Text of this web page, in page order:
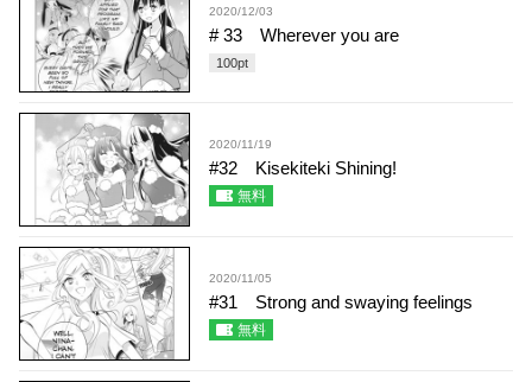
2020/12/03
# 33 Wherever you are
100pt
2020/11/19
#32 Kisekiteki Shining!
無料
2020/11/05
#31 Strong and swaying feelings
無料